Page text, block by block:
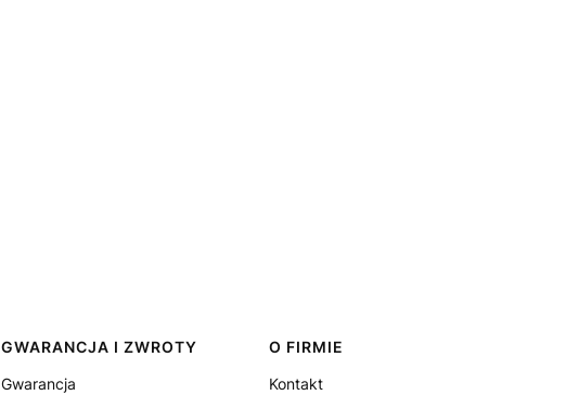
GWARANCJA I ZWROTY
Gwarancja
O FIRMIE
Kontakt